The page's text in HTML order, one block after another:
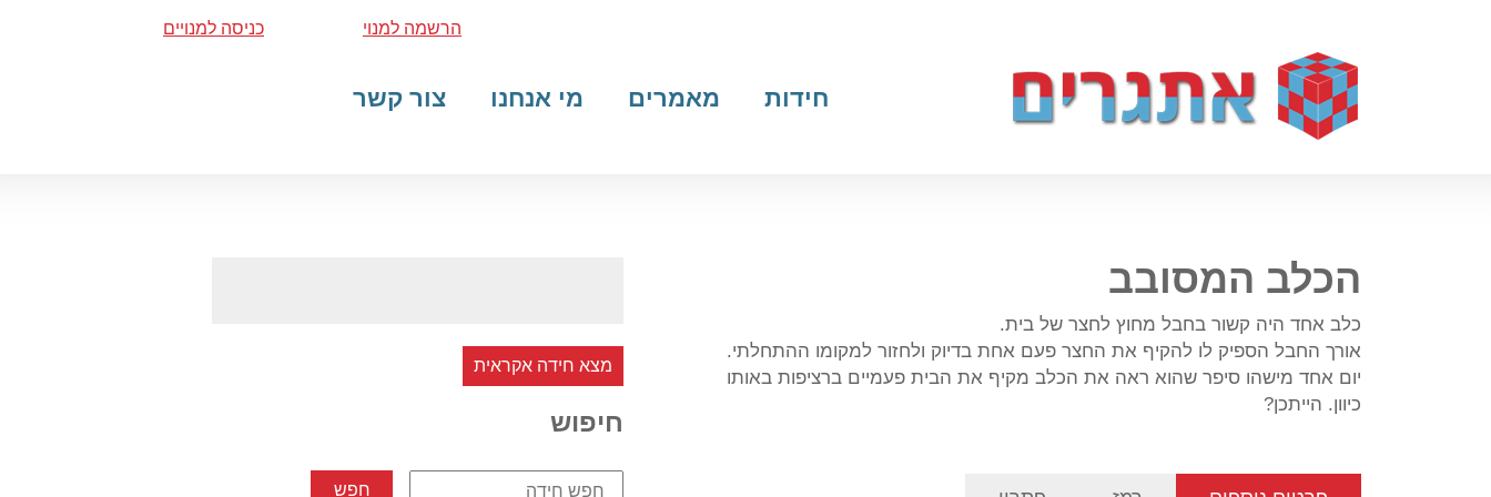
הרשמה למנוי כניסה למנויים
חידות מאמרים מי אנחנו צור קשר
הכלב המסובב
כלב אחד היה קשור בחבל מחוץ לחצר של בית.
אורך החבל הספיק לו להקיף את החצר פעם אחת בדיוק ולחזור למקומו ההתחלתי.
יום אחד מישהו סיפר שהוא ראה את הכלב מקיף את הבית פעמיים ברציפות באותו
כיוון. הייתכן?
מצא חידה אקראית
חיפוש